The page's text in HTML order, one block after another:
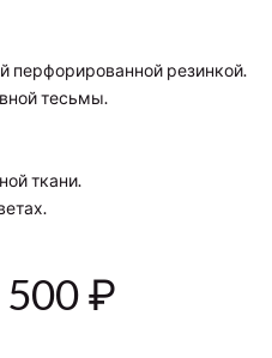
перфорированной резинкой.
тесьмы.
ткани.
500₽